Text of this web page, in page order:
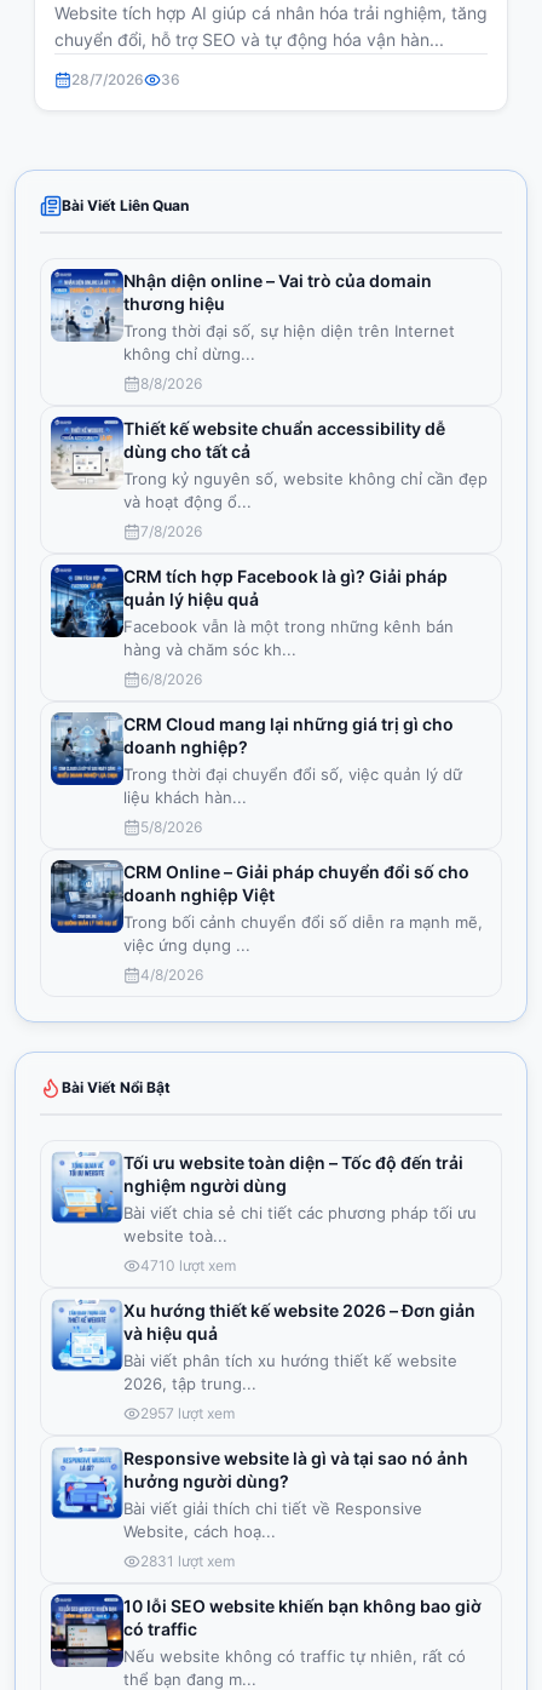
Bài Viết Liên Quan
Nhận diện online – Vai trò của domain
thương hiệu
Trong thời đại số, sự hiện diện trên Internet
không chỉ dừng...
8/8/2026
Thiết kế website chuẩn accessibility dễ
dùng cho tất cả
Trong kỷ nguyên số, website không chỉ cần đẹp
và hoạt động ổ...
7/8/2026
CRM tích hợp Facebook là gì? Giải pháp
quản lý hiệu quả
Facebook vẫn là một trong những kênh bán
hàng và chăm sóc kh...
6/8/2026
CRM Cloud mang lại những giá trị gì cho
doanh nghiệp?
Trong thời đại chuyển đổi số, việc quản lý dữ
liệu khách hàn...
5/8/2026
CRM Online – Giải pháp chuyển đổi số cho
doanh nghiệp Việt
Trong bối cảnh chuyển đổi số diễn ra mạnh mẽ,
việc ứng dụng ...
4/8/2026
Website tích hợp AI giúp cá nhân hóa trải nghiệm, tăng
chuyển đổi, hỗ trợ SEO và tự động hóa vận hàn...
28/7/2026 36
Bài Viết Nổi Bật
Tối ưu website toàn diện – Tốc độ đến trải
nghiệm người dùng
Bài viết chia sẻ chi tiết các phương pháp tối ưu
website toà...
4710 lượt xem
Xu hướng thiết kế website 2026 – Đơn giản
và hiệu quả
Bài viết phân tích xu hướng thiết kế website
2026, tập trung...
2957 lượt xem
Responsive website là gì và tại sao nó ảnh
hưởng người dùng?
Bài viết giải thích chi tiết về Responsive
Website, cách hoạ...
2831 lượt xem
10 lỗi SEO website khiến bạn không bao giờ
có traffic
Nếu website không có traffic tự nhiên, rất có
thể bạn đang m...